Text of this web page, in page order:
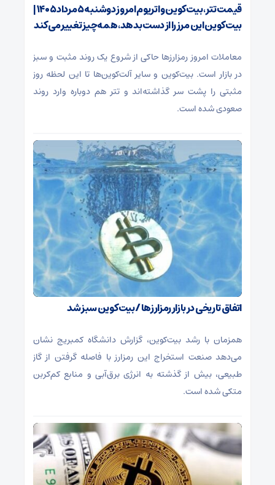
قیمت تتر، بیت‌کوین و اتریوم امروز دوشنبه ۵ مرداد ۱۴۰۵ |
بیت‌کوین این مرز را از دست بدهد، همه‌چیز تغییر می‌کند
معاملات امروز رمزارز‌ها حاکی از شروع یک روند مثبت و سبز
در بازار است. بیت‌کوین و سایر آلت‌کوین‌ها تا این لحظه روز
مثبتی را پشت سر گذاشته‌اند و تتر هم دوباره وارد روند
صعودی شده است.
اتفاق تاریخی در بازار رمزارزها / بیت‌کوین سبز شد
همزمان با رشد بیت‌کوین، گزارش دانشگاه کمبریج نشان
می‌دهد صنعت استخراج این رمزارز با فاصله گرفتن از گاز
طبیعی، بیش از گذشته به انرژی برق‌آبی و منابع کم‌کربن
متکی شده است.